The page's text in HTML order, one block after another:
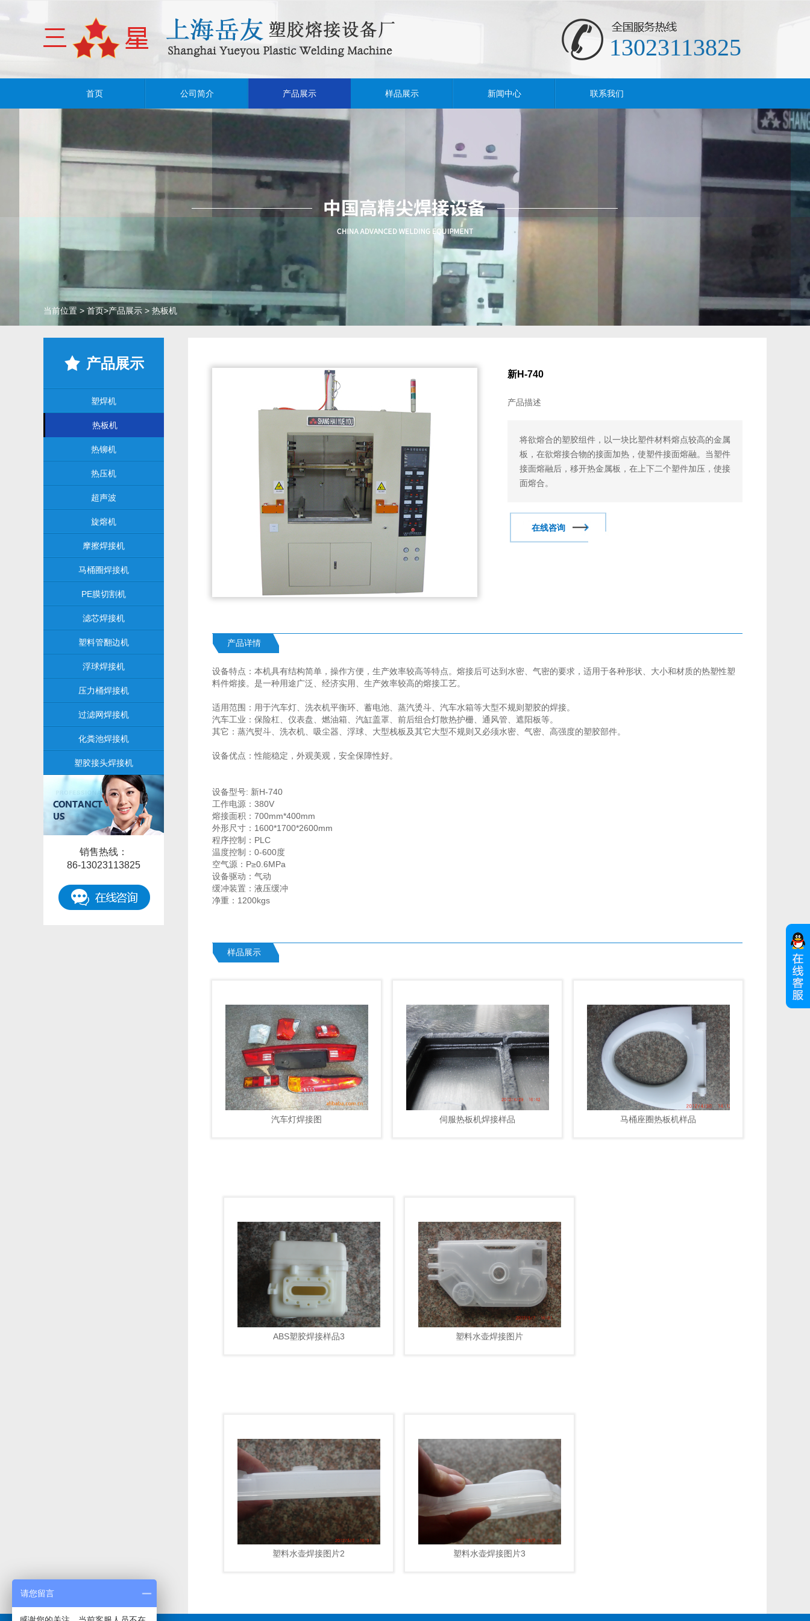
13023113825
首页 公司简介 产品展示 样品展示 新闻中心 联系我们
当前位置 > 首页>产品展示 > 热板机
产品展示
塑焊机
热板机
热铆机
热压机
超声波
旋熔机
摩擦焊接机
马桶圈焊接机
PE膜切割机
滤芯焊接机
塑料管翻边机
浮球焊接机
压力桶焊接机
过滤网焊接机
化粪池焊接机
塑胶接头焊接机
销售热线：
86-13023113825
新H-740
产品描述
将欲熔合的塑胶组件，以一块比塑件材料熔点较高的金属
板，在欲熔接合物的接面加热，使塑件接面熔融。当塑件
接面熔融后，移开热金属板，在上下二个塑件加压，使接
面熔合。
在线咨询
产品详情
设备特点：本机具有结构简单，操作方便，生产效率较高等特点。熔接后可达到水密、气密的要求，适用于各种形状、大小和材质的热塑性塑
料件熔接。是一种用途广泛、经济实用、生产效率较高的熔接工艺。
适用范围：用于汽车灯、洗衣机平衡环、蓄电池、蒸汽烫斗、汽车水箱等大型不规则塑胶的焊接。
汽车工业：保险杠、仪表盘、燃油箱、汽缸盖罩、前后组合灯散热护栅、通风管、遮阳板等。
其它：蒸汽熨斗、洗衣机、吸尘器、浮球、大型栈板及其它大型不规则又必须水密、气密、高强度的塑胶部件。
设备优点：性能稳定，外观美观，安全保障性好。
设备型号: 新H-740
工作电源：380V
熔接面积：700mm*400mm
外形尺寸：1600*1700*2600mm
程序控制：PLC
温度控制：0-600度
空气源：P≥0.6MPa
设备驱动：气动
缓冲装置：液压缓冲
净重：1200kgs
样品展示
汽车灯焊接图 伺服热板机焊接样品 马桶座圈热板机样品
ABS塑胶焊接样品3 塑料水壶焊接图片
塑料水壶焊接图片2 塑料水壶焊接图片3
请您留言